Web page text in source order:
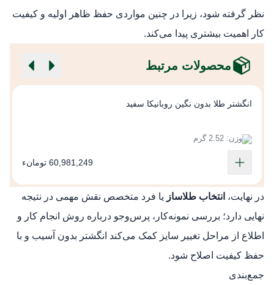
نظر گرفته شود، زیرا در چنین مواردی حفظ ظاهر اولیه و کیفیت
کار اهمیت بیشتری پیدا می‌کند.
محصولات مرتبط
انگشتر طلا بدون نگین روبانیکا سفید
وزن: 2.52 گرم
60,981,249 تومانء
در نهایت، انتخاب طلاساز یا فرد متخصص نقش مهمی در نتیجه
نهایی دارد؛ بررسی نمونه‌کار، پرس‌وجو درباره روش انجام کار و
اطلاع از مراحل تغییر سایز کمک می‌کند انگشتر بدون آسیب و با
حفظ کیفیت اصلاح شود.
جمع‌بندی